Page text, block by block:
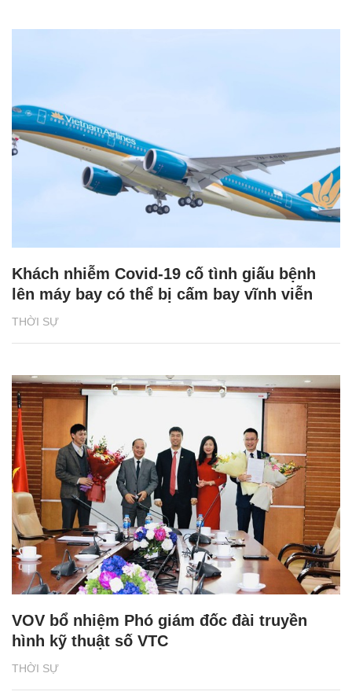
THỜI SỰ
Khách nhiễm Covid-19 cố tình giấu bệnh
lên máy bay có thể bị cấm bay vĩnh viễn
THỜI SỰ
VOV bổ nhiệm Phó giám đốc đài truyền
hình kỹ thuật số VTC